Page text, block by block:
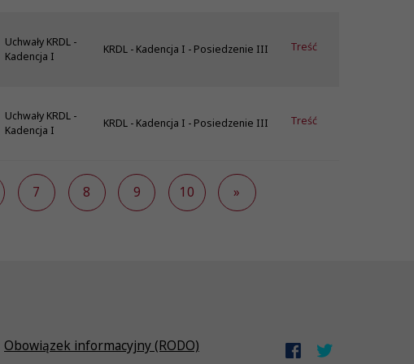
Uchwały KRDL -
Kadencja I
KRDL - Kadencja I - Posiedzenie III Treść
Uchwały KRDL -
Kadencja I
KRDL - Kadencja I - Posiedzenie III Treść
7 8 9 10 »
Obowiązek informacyjny (RODO)